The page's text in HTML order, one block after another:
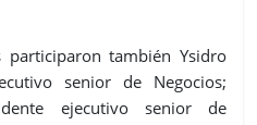
participaron también Ysidro
senior de Negocios;
ejecutivo senior de